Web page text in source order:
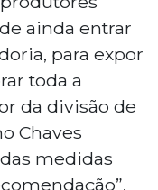
ainda entrar
para expor
toda a
da divisão de
Chaves
medidas